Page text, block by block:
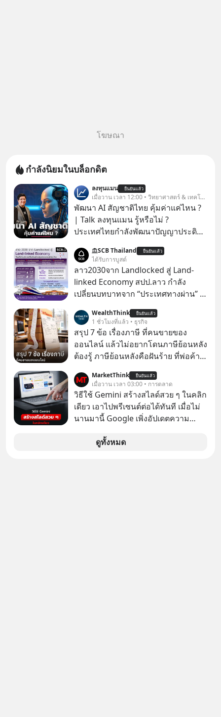
โฆษณา
กำลังนิยมในบล็อกดิต
ลงทุนแมน ยืนยันแล้ว
เมื่อวาน เวลา 12:00 • วิทยาศาสตร์ & เทคโนโลยี
พัฒนา AI สัญชาติไทย คุ้มค่าแค่ไหน ?
| Talk ลงทุนแมน รู้หรือไม่ ?
ประเทศไทยกำลังพัฒนาปัญญาประดิษฐ์
“ThaiLLM” เพื่อให้คนไทยมีโครงสร้าง
พื้นฐานด้าน AI ที่เข้าใจภาษาไทย และ
บริบททางสังคมไทยได้เป็นอย่างดี
คำถามคือ การลงมือพัฒนา AI ของ
นำ ThaiLLM มาใช้จริง จะเกิดอะไรขึ้น
กับสังคมไทย ธุรกิจไทย และเศรษฐกิจ
ไทยบ้าง ? ร่วมวิเคราะห์เรื่องนี้ผ่านมุม
มองของ ดร.อภิวดี ปิยธรรมรงค์ ผู้
เชี่ยวชาญอาวุโสด้านบูรณาการข้อมูล
และปัญญาประดิษฐ์ และคุณปฏิภาณ
ประเสริฐสม ผู้จัดการโครงการ
ThaiLLM
SCB Thailand ยืนยันแล้ว
ได้รับการบูสต์
ลาว2030จาก Landlocked สู่ Land-
linked Economy สปป.ลาว กำลัง
เปลี่ยนบทบาทจาก “ประเทศทางผ่าน” สู่
ของอนุภูมิภาคลุ่มแม่น้ำโขง
WealthThink ยืนยันแล้ว
1 ชั่วโมงที่แล้ว • ธุรกิจ
สรุป 7 ข้อ เรื่องภาษี ที่คนขายของ
ออนไลน์ แล้วไม่อยากโดนภาษีย้อนหลัง
ต้องรู้ ภาษีย้อนหลังคือฝันร้าย ที่พ่อค้า
MarketThink ยืนยันแล้ว
เมื่อวาน เวลา 03:00 • การตลาด
วิธีใช้ Gemini สร้างสไลด์สวย ๆ ในคลิก
เดียว เอาไปพรีเซนต์ต่อได้ทันที เมื่อไม่
นานมานี้ Google เพิ่งอัปเดตความ
สามารถใช้ Gemini ช่วยสร้างสไลด์นำ
ดูทั้งหมด